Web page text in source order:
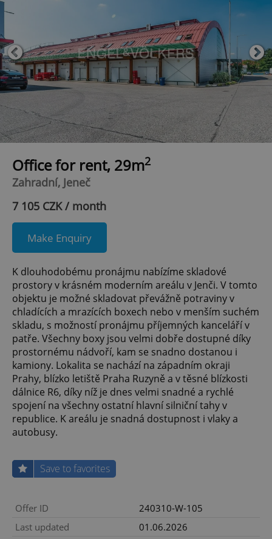
Office for rent, 29m2
Zahradní, Jeneč
7 105 CZK / month
Make Enquiry
K dlouhodobému pronájmu nabízíme skladové
prostory v krásném moderním areálu v Jenči. V tomto
objektu je možné skladovat převážně potraviny v
chladících a mrazících boxech nebo v menším suchém
skladu, s možností pronájmu příjemných kanceláří v
patře. Všechny boxy jsou velmi dobře dostupné díky
prostornému nádvoří, kam se snadno dostanou i
kamiony. Lokalita se nachází na západním okraji
Prahy, blízko letiště Praha Ruzyně a v těsné blízkosti
dálnice R6, díky níž je dnes velmi snadné a rychlé
spojení na všechny ostatní hlavní silniční tahy v
republice. K areálu je snadná dostupnost i vlaky a
autobusy.
Save to favorites
Offer ID
240310-W-105
Last updated
01.06.2026